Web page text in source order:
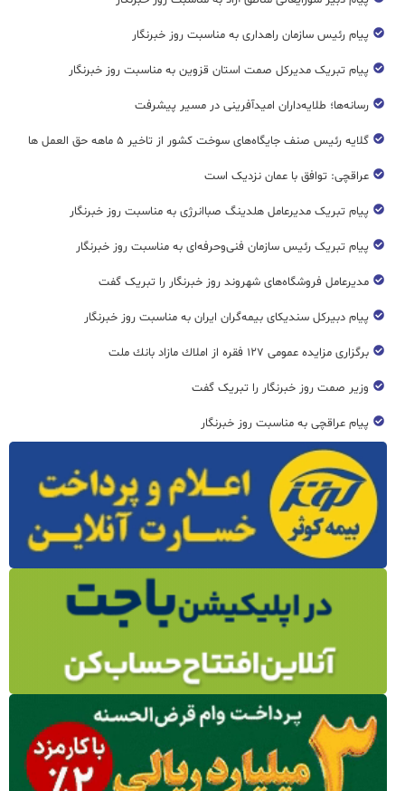
پیام رئیس سازمان راهداری به مناسبت روز خبرنگار
پیام تبریک مدیرکل صمت استان قزوین به مناسبت روز خبرنگار
رسانه‌ها؛ طلایه‌داران امیدآفرینی در مسیر پیشرفت
گلایه رئیس صنف جایگاه‌های سوخت کشور از تاخیر ۵ ماهه حق العمل ها
عراقچی: توافق با عمان نزدیک است
پیام تبریک مدیرعامل هلدینگ صباانرژی به مناسبت روز خبرنگار
پیام تبریک رئیس سازمان فنی‌و‌حرفه‌ای به مناسبت روز خبرنگار
مدیرعامل فروشگاه‌های شهروند روز خبرنگار را تبریک گفت
پیام دبیرکل سندیکای بیمه‌گران ایران به مناسبت روز خبرنگار
برگزاری مزایده عمومی ۱۲۷ فقره از املاك مازاد بانك ملت
وزیر صمت روز خبرنگار را تبریک گفت
پیام عراقچی به مناسبت روز خبرنگار